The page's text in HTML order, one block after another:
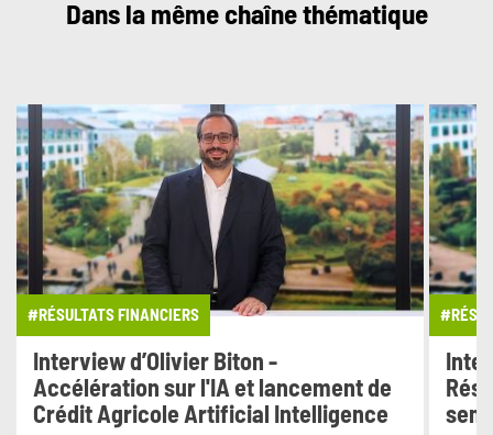
Dans la même chaîne thématique
#RÉSULTATS FINANCIERS
Interview d’Olivier Biton -
Accélération sur l'IA et lancement de
Crédit Agricole Artificial Intelligence